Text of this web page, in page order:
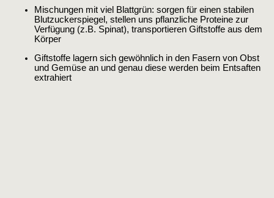
Mischungen mit viel Blattgrün: sorgen für einen stabilen
Blutzuckerspiegel, stellen uns pflanzliche Proteine zur
Verfügung (z.B. Spinat), transportieren Giftstoffe aus dem
Körper
Giftstoffe lagern sich gewöhnlich in den Fasern von Obst
und Gemüse an und genau diese werden beim Entsaften
extrahiert